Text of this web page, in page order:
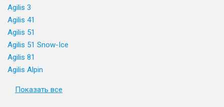
Agilis 3
Agilis 41
Agilis 51
Agilis 51 Snow-Ice
Agilis 81
Agilis Alpin
Показать все